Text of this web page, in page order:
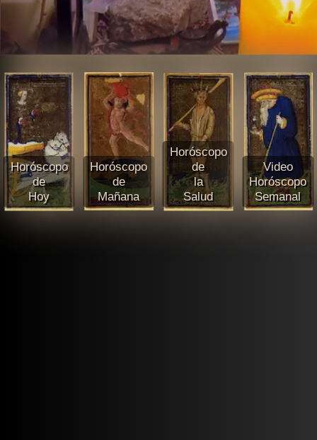
Horóscopo
de
Hoy
Horóscopo
de
Mañana
Horóscopo
de
la
Salud
Video
Horóscopo
Semanal